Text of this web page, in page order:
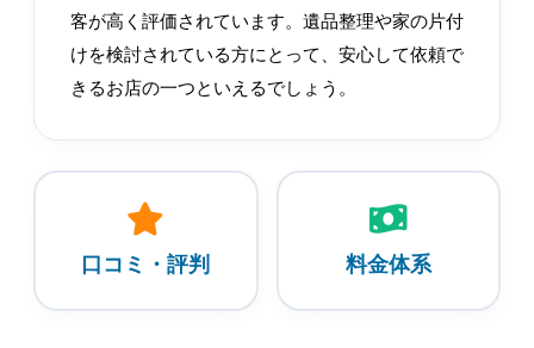
客が高く評価されています。遺品整理や家の片付
けを検討されている方にとって、安心して依頼で
きるお店の一つといえるでしょう。
口コミ・評判 料金体系